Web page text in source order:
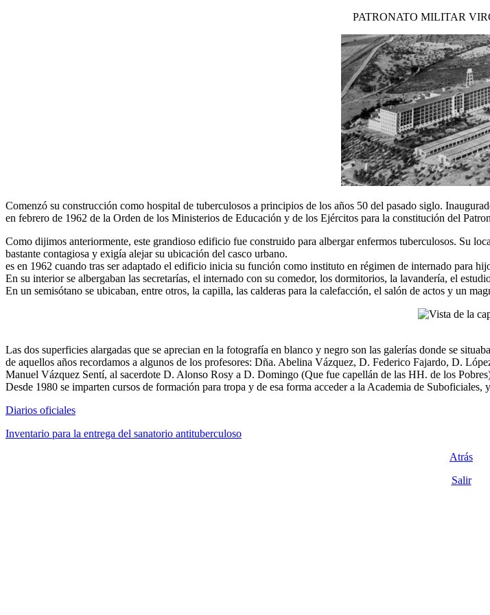
PATRONATO MILITAR
Comenzó su construcción como hospital de tuberculosos a principios de los años 50 del pasado siglo.
en febrero de 1962 de la Orden de los Ministerios de Educación y de los Ejércitos para la constitución del
Como dijimos anteriormente, este grandioso edificio fue construido para albergar enfermos tuberculosos. Su
bastante contagiosa y exigía alejar su ubicación del casco urbano.
es en 1962 cuando tras ser adaptado el edificio inicia su función como instituto en régimen de internado para
En su interior se albergaban las secretarías, el internado con su comedor, los dormitorios, la lavandería, el
En un semisótano se ubicaban, entre otros, la capilla, las calderas para la calefacción, el salón de actos y un
Las dos superficies alargadas que se aprecian en la fotografía en blanco y negro son las galerías donde se
de aquellos años recordamos a algunos de los profesores: Dña. Abelina Vázquez, D. Federico Fajardo, D.
Manuel Vázquez Sentí, al sacerdote D. Alonso Rosy a D. Domingo (Que fue capellán de las HH. de los
Desde 1980 se imparten cursos de formación para tropa y de esa forma acceder a la Academia de
Diarios oficiales
Inventario para la entrega del sanatorio antituberculoso
Atrás
Salir